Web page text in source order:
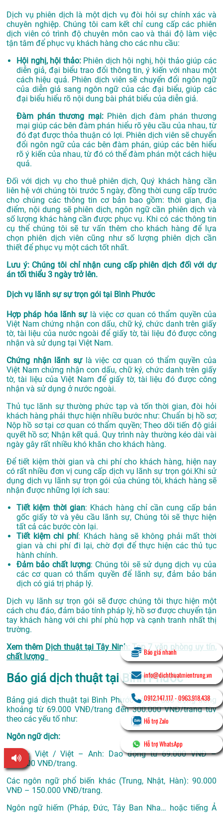
Dịch vụ phiên dịch là một dịch vụ đòi hỏi sự chính xác và
chuyên nghiệp. Chúng tôi cam kết chỉ cung cấp các phiên
dịch viên có trình độ chuyên môn cao và thái độ làm việc
tận tâm để phục vụ khách hàng cho các nhu cầu:
Hội nghị, hội thảo:Phiên dịch hội nghị, hội thảo giúp các
diễn giả, đại biểu trao đổi thông tin, ý kiến với nhau một
cách hiệu quả. Phiên dịch viên sẽ chuyển đổi ngôn ngữ
của diễn giả sang ngôn ngữ của các đại biểu, giúp các
đại biểu hiểu rõ nội dung bài phát biểu của diễn giả.
Đàm phán thương mại:Phiên dịch đàm phán thương
mại giúp các bên đàm phán hiểu rõ yêu cầu của nhau, từ
đó đạt được thỏa thuận có lợi. Phiên dịch viên sẽ chuyển
đổi ngôn ngữ của các bên đàm phán, giúp các bên hiểu
rõ ý kiến của nhau, từ đó có thể đàm phán một cách hiệu
quả.
Đối với dịch vụ cho thuê phiên dịch, Quý khách hàng cần
liên hệ với chúng tôi trước 5 ngày, đồng thời cung cấp trước
cho chúng các thông tin cơ bản bao gồm: thời gian, địa
điểm, nội dung sẽ phiên dịch, ngôn ngữ cần phiên dịch và
số lượng khác hàng cần được phục vụ. Khi có các thông tin
cụ thể chúng tôi sẽ tư vấn thêm cho khách hàng để lựa
chọn phiên dịch viên cũng như số lượng phiên dịch cần
thiết để phục vụ một cách tốt nhất.
Lưu ý: Chúng tôi chỉ nhận cung cấp phiên dịch đối với dự
án tối thiểu 3 ngày trở lên.
Dịch vụ lãnh sự sự trọn gói tại Bình Phước
Hợp pháp hóa lãnh sựlà việc cơ quan có thẩm quyền của
Việt Nam chứng nhận con dấu, chữ ký, chức danh trên giấy
tờ, tài liệu của nước ngoài để giấy tờ, tài liệu đó được công
nhận và sử dụng tại Việt Nam.
Chứng nhận lãnh sựlà việc cơ quan có thẩm quyền của
Việt Nam chứng nhận con dấu, chữ ký, chức danh trên giấy
tờ, tài liệu của Việt Nam để giấy tờ, tài liệu đó được công
nhận và sử dụng ở nước ngoài.
Thủ tục lãnh sự thường phức tạp và tốn thời gian, đòi hỏi
khách hàng phải thực hiện nhiều bước như: Chuẩn bị hồ sơ;
Nộp hồ sơ tại cơ quan có thẩm quyền; Theo dõi tiến độ giải
quyết hồ sơ; Nhận kết quả. Quy trình này thường kéo dài vài
ngày gây rất nhiều khó khăn cho khách hàng.
Để tiết kiệm thời gian và chi phí cho khách hàng, hiện nay
có rất nhiều đơn vị cung cấp dịch vụ lãnh sự trọn gói.Khi sử
dụng dịch vụ lãnh sự trọn gói của chúng tôi, khách hàng sẽ
nhận được những lợi ích sau:
Tiết kiệm thời gian: Khách hàng chỉ cần cung cấp bản
gốc giấy tờ và yêu cầu lãnh sự, Chúng tôi sẽ thực hiện
tất cả các bước còn lại.
Tiết kiệm chi phí: Khách hàng sẽ không phải mất thời
gian và chi phí đi lại, chờ đợi để thực hiện các thủ tục
hành chính.
Đảm bảo chất lượng: Chúng tôi sẽ sử dụng dịch vụ của
các cơ quan có thẩm quyền để lãnh sự, đảm bảo bản
dịch có giá trị pháp lý.
Dịch vụ lãnh sự trọn gói sẽ được chúng tôi thực hiện một
cách chu đáo, đảm bảo tính pháp lý, hồ sơ được chuyển tận
tay khách hàng với chi phí phù hợp và cạnh tranh nhất thị
trường.
Xem thêm Dịch thuật tại Tây Ninh: Top 7 văn phòng uy tín,
chất lượng
Báo giá dịch thuật tại Bình Phước
Bảng giá dịch thuật tại Bình Phước có thể dao động trong
khoảng từ 69.000 VNĐ/trang đến 300.000 VNĐ/trang tùy
theo các yếu tố như:
Ngôn ngữ dịch:
Anh – Việt / Việt – Anh: Dao động từ 69.000 VNĐ –
100.000 VNĐ/trang.
Các ngôn ngữ phổ biến khác (Trung, Nhật, Hàn): 90.000
VNĐ – 150.000 VNĐ/trang.
Ngôn ngữ hiếm (Pháp, Đức, Tây Ban Nha… hoặc tiếng Ả
Báo giá nhanh
info@dichthuatmientrung.vn
0912.147.117-0963.918.438
Hỗ trợ Zalo
Hỗ trợ WhatsApp